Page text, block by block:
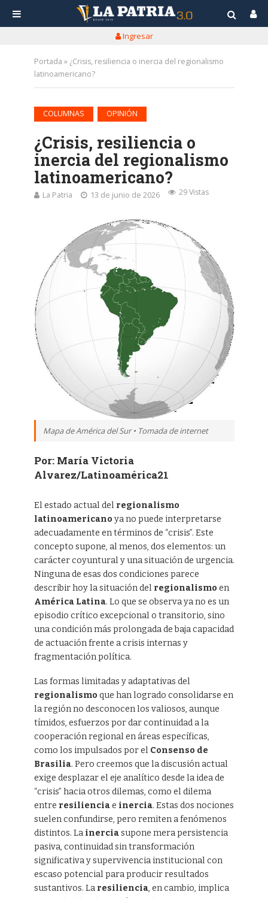
Ingresar
Portada » ¿Crisis, resiliencia o inercia del regionalismo
latinoamericano?
COLUMNAS OPINIÓN
¿Crisis, resiliencia o
inercia del regionalismo
latinoamericano?
La Patria 13 de junio de 2026 29 Vistas
Mapa de América del Sur • Tomada de internet
Por: María Victoria
Alvarez/Latinoamérica21
El estado actual del regionalismo
latinoamericano ya no puede interpretarse
adecuadamente en términos de “crisis”. Este
concepto supone, al menos, dos elementos: un
carácter coyuntural y una situación de urgencia.
Ninguna de esas dos condiciones parece
describir hoy la situación del regionalismo en
América Latina. Lo que se observa ya no es un
episodio crítico excepcional o transitorio, sino
una condición más prolongada de baja capacidad
de actuación frente a crisis internas y
fragmentación política.
Las formas limitadas y adaptativas del
regionalismo que han logrado consolidarse en
la región no desconocen los valiosos, aunque
tímidos, esfuerzos por dar continuidad a la
cooperación regional en áreas específicas,
como los impulsados por el Consenso de
Brasilia. Pero creemos que la discusión actual
exige desplazar el eje analítico desde la idea de
“crisis” hacia otros dilemas, como el dilema
entre resilienciae inercia. Estas dos nociones
suelen confundirse, pero remiten a fenómenos
distintos. La inerciasupone mera persistencia
pasiva, continuidad sin transformación
significativa y supervivencia institucional con
escaso potencial para producir resultados
sustantivos. La resiliencia, en cambio, implica